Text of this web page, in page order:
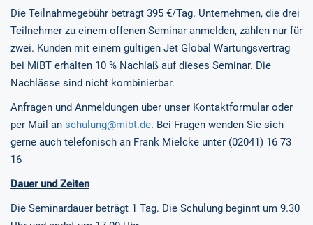
Die Teilnahmegebühr beträgt 395 €/Tag. Unternehmen, die drei
Teilnehmer zu einem offenen Seminar anmelden, zahlen nur für
zwei. Kunden mit einem gültigen Jet Global Wartungsvertrag
bei MiBT erhalten 10 % Nachlaß auf dieses Seminar. Die
Nachlässe sind nicht kombinierbar.
Anfragen und Anmeldungen über unser Kontaktformular oder
per Mail an schulung@mibt.de. Bei Fragen wenden Sie sich
gerne auch telefonisch an Frank Mielcke unter (02041) 16 73
16
Dauer und Zeiten
Die Seminardauer beträgt 1 Tag. Die Schulung beginnt um 9.30